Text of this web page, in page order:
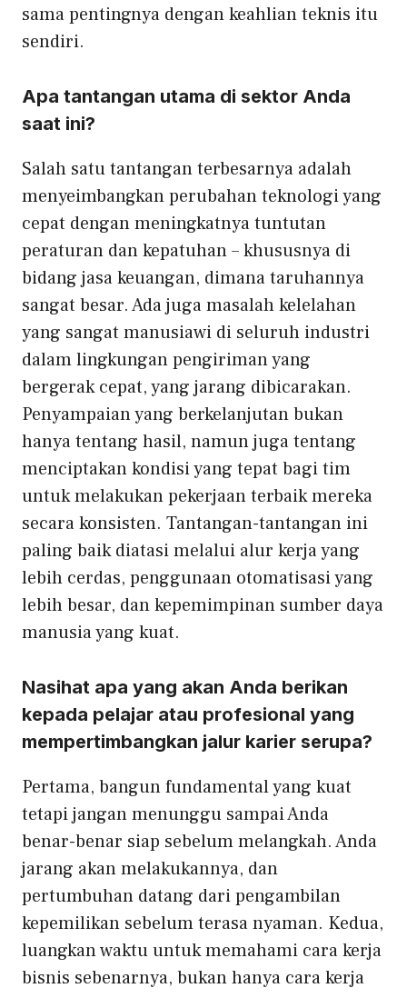
sama pentingnya dengan keahlian teknis itu
sendiri.
Apa tantangan utama di sektor Anda
saat ini?
Salah satu tantangan terbesarnya adalah
menyeimbangkan perubahan teknologi yang
cepat dengan meningkatnya tuntutan
peraturan dan kepatuhan – khususnya di
bidang jasa keuangan, dimana taruhannya
sangat besar. Ada juga masalah kelelahan
yang sangat manusiawi di seluruh industri
dalam lingkungan pengiriman yang
bergerak cepat, yang jarang dibicarakan.
Penyampaian yang berkelanjutan bukan
hanya tentang hasil, namun juga tentang
menciptakan kondisi yang tepat bagi tim
untuk melakukan pekerjaan terbaik mereka
secara konsisten. Tantangan-tantangan ini
paling baik diatasi melalui alur kerja yang
lebih cerdas, penggunaan otomatisasi yang
lebih besar, dan kepemimpinan sumber daya
manusia yang kuat.
Nasihat apa yang akan Anda berikan
kepada pelajar atau profesional yang
mempertimbangkan jalur karier serupa?
Pertama, bangun fundamental yang kuat
tetapi jangan menunggu sampai Anda
benar-benar siap sebelum melangkah. Anda
jarang akan melakukannya, dan
pertumbuhan datang dari pengambilan
kepemilikan sebelum terasa nyaman. Kedua,
luangkan waktu untuk memahami cara kerja
bisnis sebenarnya, bukan hanya cara kerja